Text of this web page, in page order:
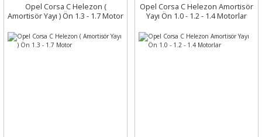
Opel Corsa C Helezon (
Amortisör Yayı ) Ön 1.3 - 1.7 Motor
Opel Corsa C Helezon Amortisör
Yayı Ön 1.0 - 1.2 - 1.4 Motorlar